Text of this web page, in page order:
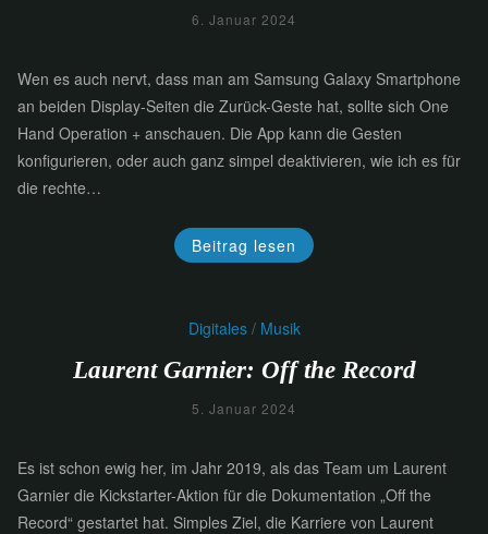
6. Januar 2024
Wen es auch nervt, dass man am Samsung Galaxy Smartphone
an beiden Display-Seiten die Zurück-Geste hat, sollte sich One
Hand Operation + anschauen. Die App kann die Gesten
konfigurieren, oder auch ganz simpel deaktivieren, wie ich es für
die rechte…
Beitrag lesen
Digitales/ Musik
Laurent Garnier: Off the Record
5. Januar 2024
Es ist schon ewig her, im Jahr 2019, als das Team um Laurent
Garnier die Kickstarter-Aktion für die Dokumentation „Off the
Record“ gestartet hat. Simples Ziel, die Karriere von Laurent